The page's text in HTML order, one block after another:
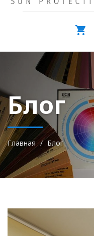
Блог
Главная Блог